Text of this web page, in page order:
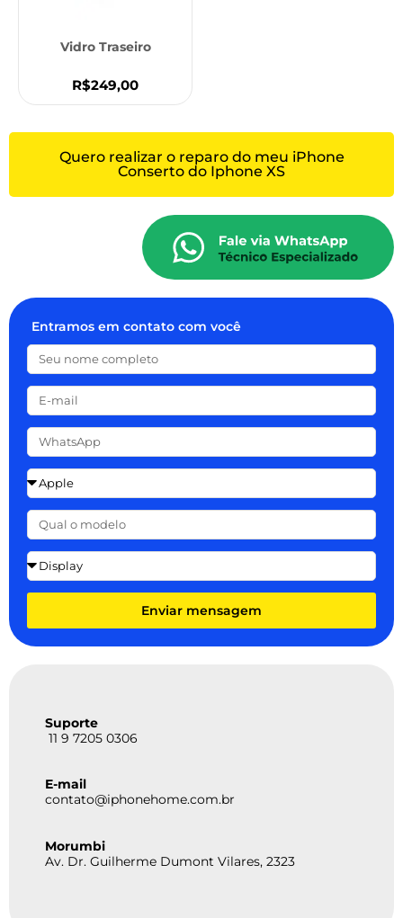
Vidro Traseiro
R$249,00
Quero realizar o reparo do meu iPhone
Conserto do Iphone XS
Entramos em contato com você
Enviar mensagem
Suporte
11 9 7205 0306
E-mail
contato@iphonehome.com.br
Morumbi
Av. Dr. Guilherme Dumont Vilares, 2323